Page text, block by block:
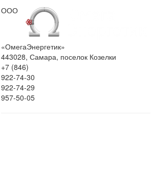
ООО
«ОмегаЭнергетик»
443028, Самара, поселок Козелки
+7 (846)
922-74-30
922-74-29
957-50-05